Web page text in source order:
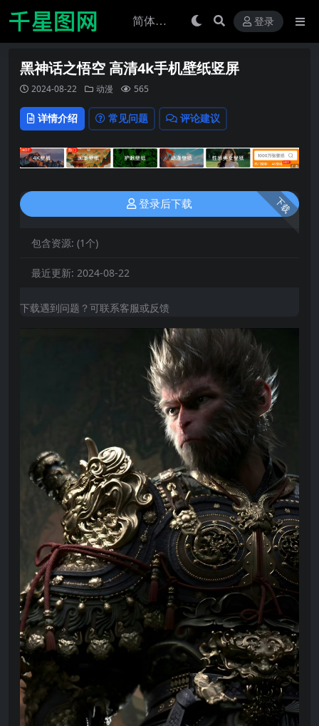
登录
黑神话之悟空 高清4k手机壁纸竖屏
2024-08-22 动漫 565
详情介绍 常见问题 评论建议
下载
登录后下载
包含资源: (1个)
最近更新: 2024-08-22
下载遇到问题？可联系客服或反馈